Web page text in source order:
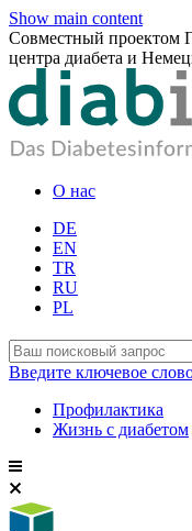
Show main content
Совместный проектом
центра диабета и
О нас
DE
EN
TR
RU
PL
Введите ключевое
Профилактика
Жизнь с диабетом